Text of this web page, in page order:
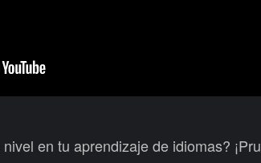
en tu aprendizaje de idiomas?